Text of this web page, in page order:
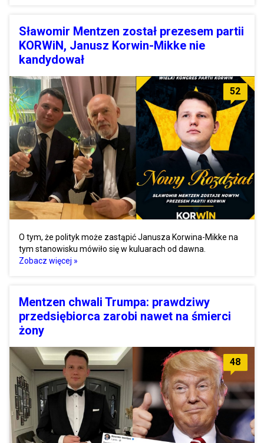
Sławomir Mentzen został prezesem partii
KORWiN, Janusz Korwin-Mikke nie
kandydował
52
O tym, że polityk może zastąpić Janusza Korwina-Mikke na
tym stanowisku mówiło się w kuluarach od dawna.
Zobacz więcej »
Mentzen chwali Trumpa: prawdziwy
przedsiębiorca zarobi nawet na śmierci
żony
48